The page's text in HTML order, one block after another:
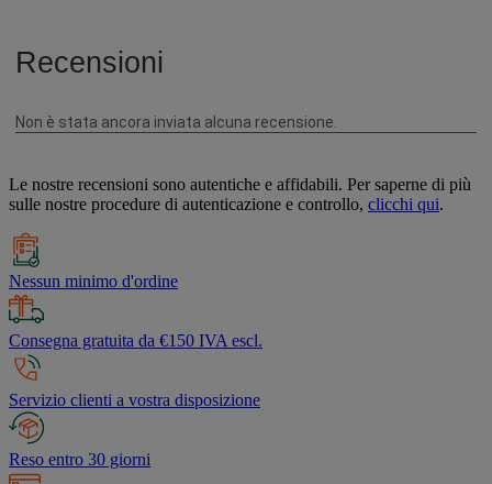
Le nostre recensioni sono autentiche e affidabili. Per saperne di più
sulle nostre procedure di autenticazione e controllo, clicchi qui.
Nessun minimo d'ordine
Consegna gratuita da €150 IVA escl.
Servizio clienti a vostra disposizione
Reso entro 30 giorni